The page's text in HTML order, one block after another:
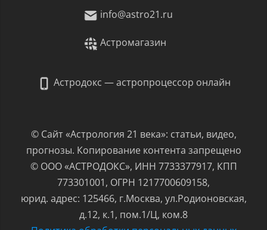
info@astro21.ru
Астромагазин
Астродокс — астропроцессор онлайн
© Сайт «Астрология 21 века»: статьи, видео,
прогнозы. Копирование контента запрещено
© ООО «АСТРОДОКС», ИНН 7733377917, КПП
773301001, ОГРН 1217700609158,
юрид. адрес: 125466, г.Москва, ул.Родионовская,
д.12, к.1, пом.1/Ц, ком.8